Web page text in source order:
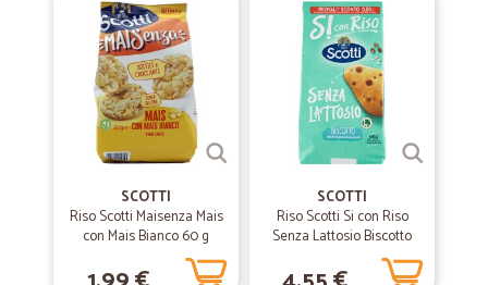
DIMENTICANZA NELL'ORDINE - PERFETTA LA SPEDIZIONE - OTTIMI I
PRODOTTI FRESCHI CHE HO ACQUISTATO - LA CARNE BUONISSIMA!
CHE DIRE... SONO AFFIDABILI!
—Dorligo M.
Servizio perfetto accurato e veloce
Servizio perfetto accurato e veloce. Grazie mille
12/06/2019
Trustpilot
SCOTTI
Riso Scotti Maisenza Mais
con Mais Bianco 60 g
SCOTTI
Riso Scotti Si con Riso
Senza Lattosio Biscotto
con riso e gocce di
cioccolato 350 gr.